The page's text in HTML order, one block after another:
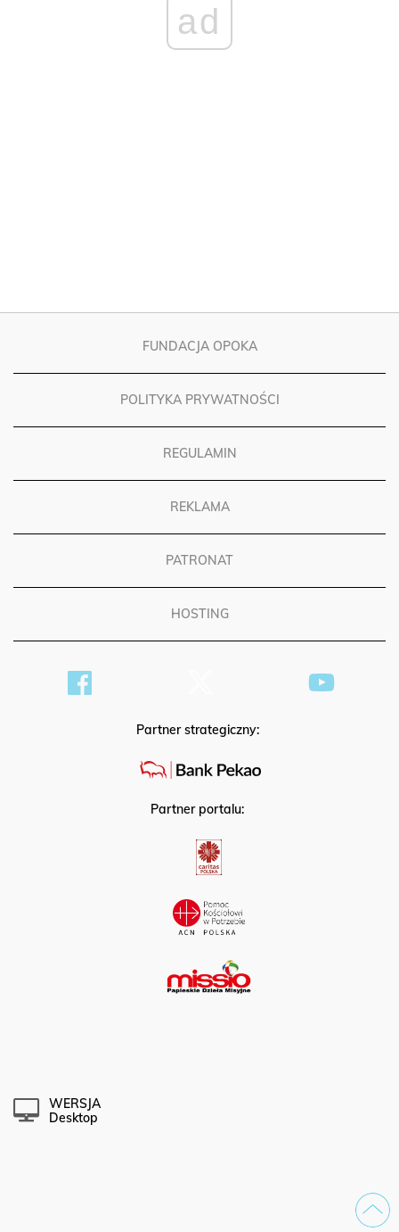
ad
FUNDACJA OPOKA
POLITYKA PRYWATNOŚCI
REGULAMIN
REKLAMA
PATRONAT
HOSTING
Partner strategiczny:
Partner portalu:
WERSJA
Desktop